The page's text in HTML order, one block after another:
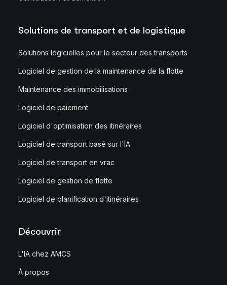
Solutions de transport et de logistique
Solutions logicielles pour le secteur des transports
Logiciel de gestion de la maintenance de la flotte
Maintenance des immobilisations
Logiciel de paiement
Logiciel d'optimisation des itinéraires
Logiciel de transport basé sur l'IA
Logiciel de transport en vrac
Logiciel de gestion de flotte
Logiciel de planification d'itinéraires
Découvrir
L'IA chez AMCS
À propos